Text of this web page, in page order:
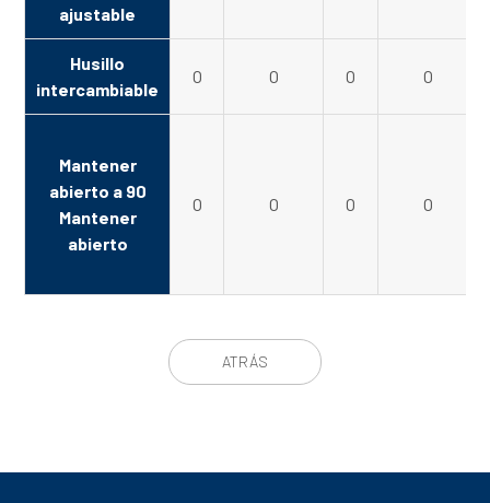
ajustable
Husillo
intercambiable
O O O O
Mantener
abierto a 90
Mantener
abierto
O O O O
ATRÁS